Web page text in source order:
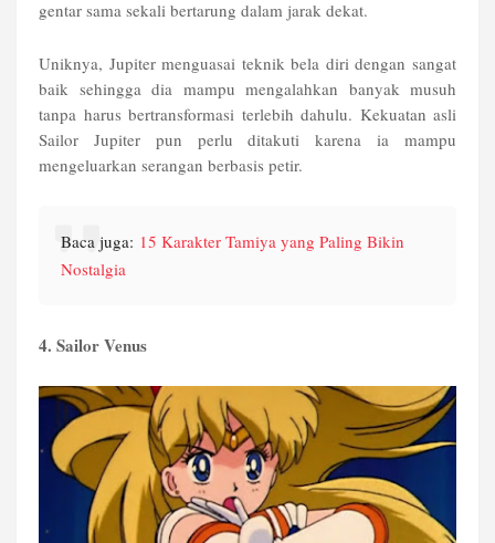
gentar sama sekali bertarung dalam jarak dekat.
Uniknya, Jupiter menguasai teknik bela diri dengan sangat
baik sehingga dia mampu mengalahkan banyak musuh
tanpa harus bertransformasi terlebih dahulu. Kekuatan asli
Sailor Jupiter pun perlu ditakuti karena ia mampu
mengeluarkan serangan berbasis petir.
Baca juga: 15 Karakter Tamiya yang Paling Bikin
Nostalgia
4. Sailor Venus